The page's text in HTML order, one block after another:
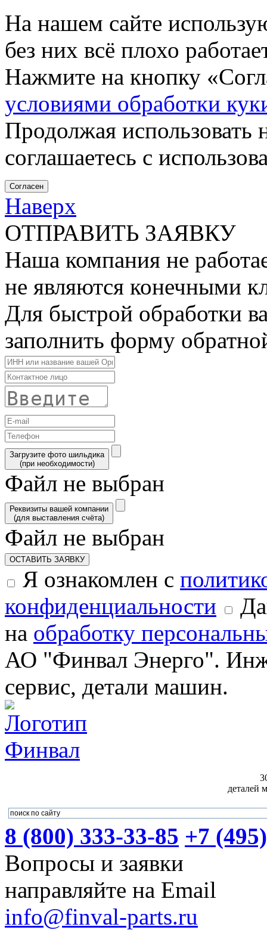
На нашем сайте
без них всё плохо
Нажмите на кнопку
условиями обработки
Продолжая использовать
соглашаетесь с
Согласен
Наверх
ОТПРАВИТЬ ЗАЯВКУ
Наша компания не
не являются конечными
Для быстрой обработки
заполнить форму
Загрузите фото шильдика
(при необходимости)
Файл не выбран
Реквизиты вашей компании
(для выставления счёта)
Файл не выбран
ОСТАВИТЬ ЗАЯВКУ
Я ознакомлен с
конфиденциальности
на обработку
АО "Финвал Энерго".
сервис, детали машин.
деталей
8 (800) 333-33-85 +7
Вопросы и заявки
направляйте на Email
info@finval-parts.ru